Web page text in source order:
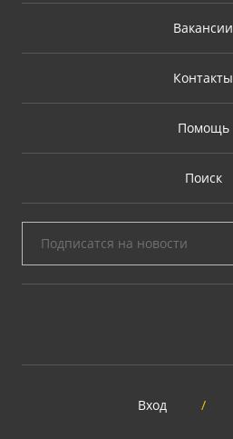
Вакансии
Контакты
Помощь
Поиск
Вход /